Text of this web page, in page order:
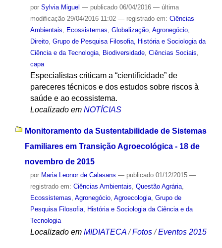
por Sylvia Miguel — publicado06/04/2016 — última
modificação29/04/2016 11:02 — registrado em: Ciências
Ambientais, Ecossistemas, Globalização, Agronegócio,
Direito, Grupo de Pesquisa Filosofia, História e Sociologia da
Ciência e da Tecnologia, Biodiversidade, Ciências Sociais,
capa
Especialistas criticam a “cientificidade” de
pareceres técnicos e dos estudos sobre riscos à
saúde e ao ecossistema.
Localizado em NOTÍCIAS
Monitoramento da Sustentabilidade de Sistemas
Familiares em Transição Agroecológica - 18 de
novembro de 2015
por Maria Leonor de Calasans — publicado01/12/2015 —
registrado em: Ciências Ambientais, Questão Agrária,
Ecossistemas, Agronegócio, Agroecologia, Grupo de
Pesquisa Filosofia, História e Sociologia da Ciência e da
Tecnologia
Localizado em MIDIATECA /Fotos /Eventos 2015